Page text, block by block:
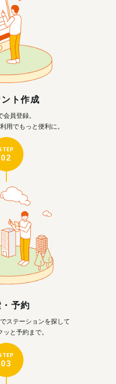
ト作成
会員登録。
用でもっと便利に。
02
予約
ステーションを探して
ッと予約まで。
03